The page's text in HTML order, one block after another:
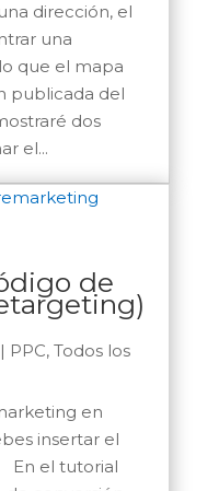
dirección, el
una
que el mapa
publicada del
dos
el...
de
PPC, Todos los
en
insertar el
En el tutorial